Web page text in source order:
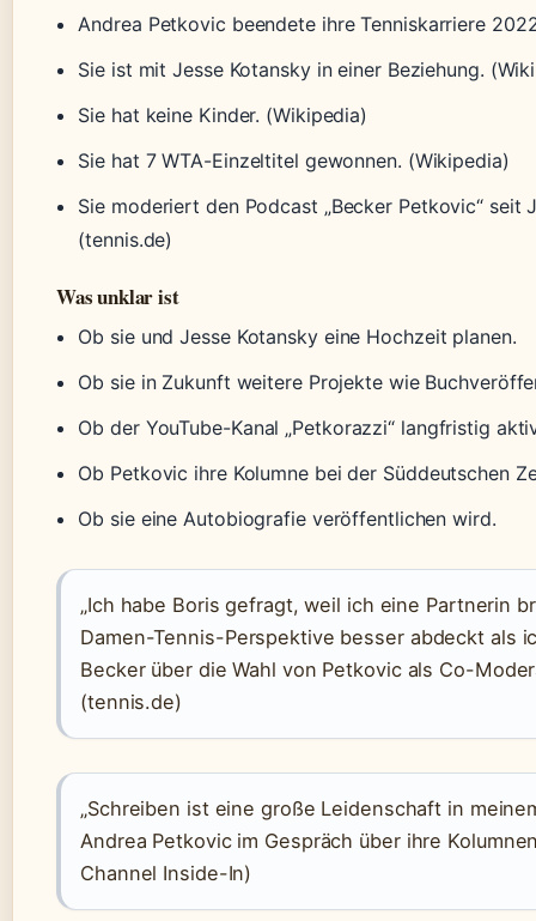
Andrea Petkovic beendete ihre Tenniskarriere
Sie ist mit Jesse Kotansky in einer Beziehung.
Sie hat keine Kinder. (Wikipedia)
Sie hat 7 WTA-Einzeltitel gewonnen. (Wikipedia)
Sie moderiert den Podcast „Becker Petkovic“ seit
(tennis.de)
Was unklar ist
Ob sie und Jesse Kotansky eine Hochzeit planen.
Ob sie in Zukunft weitere Projekte wie
Ob der YouTube-Kanal „Petkorazzi“ langfristig
Ob Petkovic ihre Kolumne bei der Süddeutschen
Ob sie eine Autobiografie veröffentlichen wird.
„Ich habe Boris gefragt, weil ich eine Partnerin
Damen-Tennis-Perspektive besser abdeckt als
Becker über die Wahl von Petkovic als Co-
(tennis.de)
„Schreiben ist eine große Leidenschaft in
Andrea Petkovic im Gespräch über ihre
Channel Inside-In)